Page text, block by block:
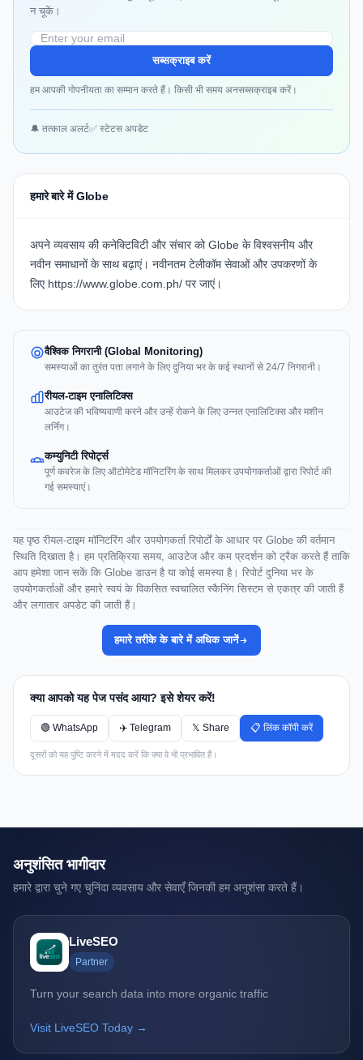
न चूकें।
सब्सक्राइब करें
हम आपकी गोपनीयता का सम्मान करते हैं। किसी भी समय अनसब्सक्राइब करें।
🔔 तत्काल अलर्ट✅ स्टेटस अपडेट
हमारे बारे में Globe
अपने व्यवसाय की कनेक्टिविटी और संचार को Globe के विश्वसनीय और
नवीन समाधानों के साथ बढ़ाएं। नवीनतम टेलीकॉम सेवाओं और उपकरणों के
लिए https://www.globe.com.ph/ पर जाएं।
वैश्विक निगरानी (Global Monitoring)
समस्याओं का तुरंत पता लगाने के लिए दुनिया भर के कई स्थानों से 24/7 निगरानी।
रीयल-टाइम एनालिटिक्स
आउटेज की भविष्यवाणी करने और उन्हें रोकने के लिए उन्नत एनालिटिक्स और मशीन
लर्निंग।
कम्युनिटी रिपोर्ट्स
पूर्ण कवरेज के लिए ऑटोमेटेड मॉनिटरिंग के साथ मिलकर उपयोगकर्ताओं द्वारा रिपोर्ट की
गई समस्याएं।
यह पृष्ठ रीयल-टाइम मॉनिटरिंग और उपयोगकर्ता रिपोर्टों के आधार पर Globe की वर्तमान
स्थिति दिखाता है। हम प्रतिक्रिया समय, आउटेज और कम प्रदर्शन को ट्रैक करते हैं ताकि
आप हमेशा जान सकें कि Globe डाउन है या कोई समस्या है। रिपोर्ट दुनिया भर के
उपयोगकर्ताओं और हमारे स्वयं के विकसित स्वचालित स्कैनिंग सिस्टम से एकत्र की जाती हैं
और लगातार अपडेट की जाती हैं।
हमारे तरीके के बारे में अधिक जानें
क्या आपको यह पेज पसंद आया? इसे शेयर करें!
🟢 WhatsApp ✈️ Telegram 𝕏 Share 📋 लिंक कॉपी करें
दूसरों को यह पुष्टि करने में मदद करें कि क्या वे भी प्रभावित हैं।
अनुशंसित भागीदार
हमारे द्वारा चुने गए चुनिंदा व्यवसाय और सेवाएँ जिनकी हम अनुशंसा करते हैं।
LiveSEO
Partner
Turn your search data into more organic traffic
Visit LiveSEO Today →